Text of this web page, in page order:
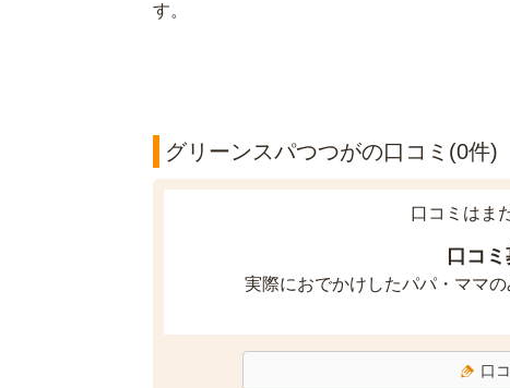
す。
グリーンスパつつがの口コミ(0件)
口コミはま
口コミ
実際におでかけしたパパ・ママ
口